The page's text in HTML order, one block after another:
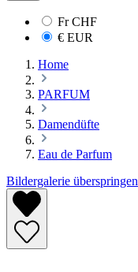
FrCHF
€ EUR
Home
PARFUM
Damendüfte
Eau de Parfum
Bildergalerie überspringen